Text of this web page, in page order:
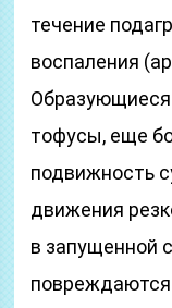
течение
воспаления
тофусы, еще
подвижность
движения
в запущенной
повреждаются